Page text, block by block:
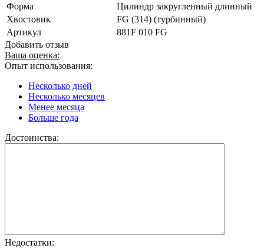
Форма
Цилиндр закругленный длинный
Хвостовик
FG (314) (турбинный)
Артикул
881F 010 FG
Добавить отзыв
Ваша оценка:
Опыт использования:
Несколько дней
Несколько месяцев
Менее месяца
Больше года
Достоинства:
Недостатки: